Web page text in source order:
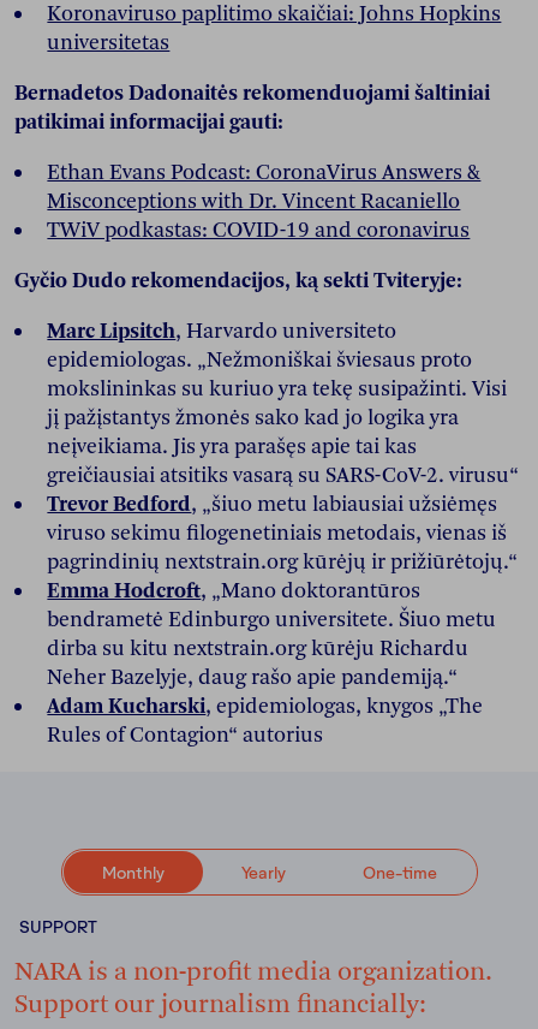
Koronaviruso paplitimo skaičiai: Johns Hopkins
universitetas
Bernadetos Dadonaitės rekomenduojami šaltiniai
patikimai informacijai gauti:
Ethan Evans Podcast: CoronaVirus Answers &
Misconceptions with Dr. Vincent Racaniello
TWiV podkastas: COVID-19 and coronavirus
Gyčio Dudo rekomendacijos, ką sekti Tviteryje:
Marc Lipsitch, Harvardo universiteto
epidemiologas. „Nežmoniškai šviesaus proto
mokslininkas su kuriuo yra tekę susipažinti. Visi
jį pažįstantys žmonės sako kad jo logika yra
neįveikiama. Jis yra parašęs apie tai kas
greičiausiai atsitiks vasarą su SARS-CoV-2. virusu“
Trevor Bedford, „šiuo metu labiausiai užsiėmęs
viruso sekimu filogenetiniais metodais, vienas iš
pagrindinių nextstrain.org kūrėjų ir prižiūrėtojų.“
Emma Hodcroft, „Mano doktorantūros
bendrametė Edinburgo universitete. Šiuo metu
dirba su kitu nextstrain.org kūrėju Richardu
Neher Bazelyje, daug rašo apie pandemiją.“
Adam Kucharski, epidemiologas, knygos „The
Rules of Contagion“ autorius
Monthly Yearly One-time
SUPPORT
NARA is a non-profit media organization.
Support our journalism financially: